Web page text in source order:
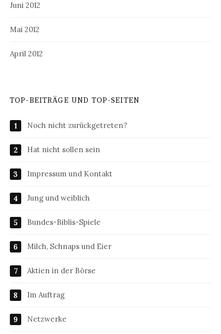
Juni 2012
Mai 2012
April 2012
TOP-BEITRÄGE UND TOP-SEITEN
Noch nicht zurückgetreten?
Hat nicht sollen sein
Impressum und Kontakt
Jung und weiblich
Bundes-Biblis-Spiele
Milch, Schnaps und Eier
Aktien in der Börse
Im Auftrag
Netzwerke